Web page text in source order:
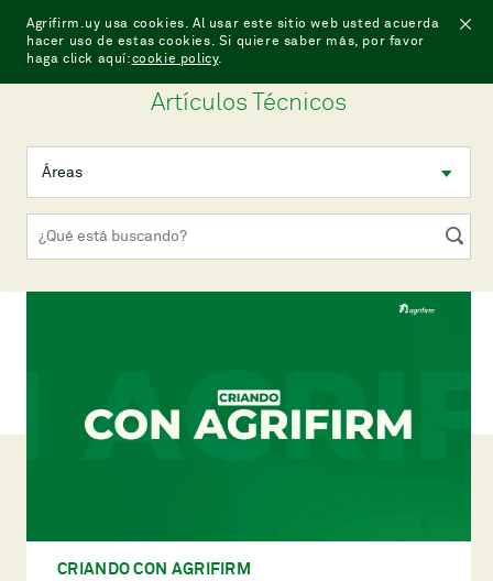
Agrifirm.uy usa cookies. Al usar este sitio web usted acuerda
hacer uso de estas cookies. Si quiere saber más, por favor
haga click aquí:cookie policy.
Artículos Técnicos
Áreas
CRIANDO CON AGRIFIRM